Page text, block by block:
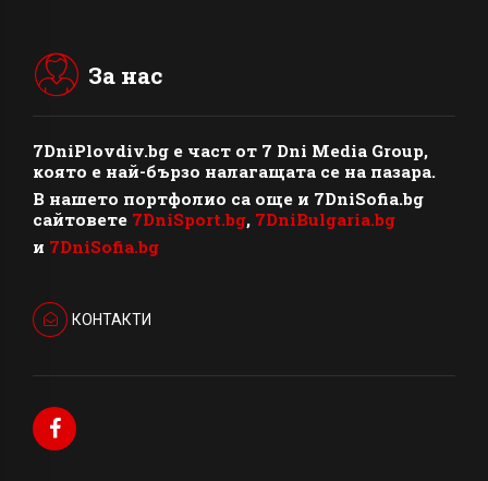
За нас
7DniPlovdiv.bg e част от 7 Dni Media Group,
която е най-бързо налагащата се на пазара.
В нашето портфолио са още и 7DniSofia.bg
сайтовете 7DniSport.bg, 7DniBulgaria.bg
и 7DniSofia.bg
КОНТАКТИ